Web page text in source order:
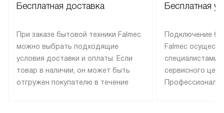
Бесплатная доставка
При заказе бытовой техники Falmec
можно выбрать подходящие
условия доставки и оплаты. Если
товар в наличии, он может быть
отгружен покупателю в течение
Бесплатная
Подключение
Falmec
специалистами
сервисного